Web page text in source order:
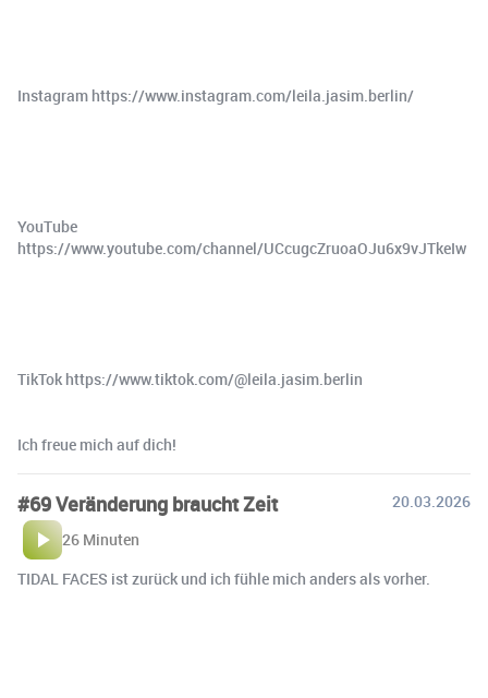
Instagram https://www.instagram.com/leila.jasim.berlin/
YouTube
https://www.youtube.com/channel/UCcugcZruoaOJu6x9vJTkeIw
TikTok https://www.tiktok.com/@leila.jasim.berlin
Ich freue mich auf dich!
#69 Veränderung braucht Zeit
20.03.2026
26 Minuten
TIDAL FACES ist zurück und ich fühle mich anders als vorher.